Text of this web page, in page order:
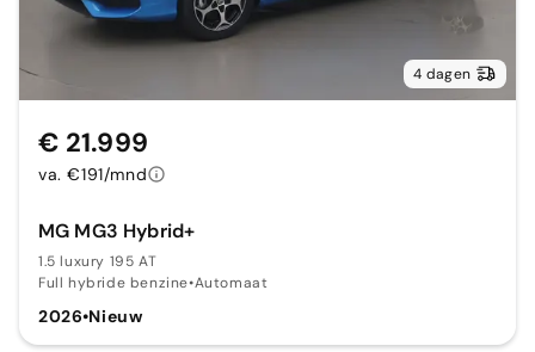
4 dagen
MG MG3 Hybrid+
1.5 luxury 195 AT
Full hybride benzine•Automaat
2026•Nieuw
€ 21.999
va. €191/mnd